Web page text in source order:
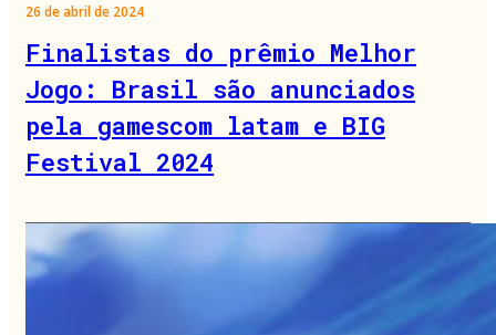
26 de abril de 2024
Finalistas do prêmio Melhor
Jogo: Brasil são anunciados
pela gamescom latam e BIG
Festival 2024